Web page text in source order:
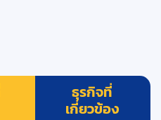
ธุรกิจที่
เกี่ยวข้อง